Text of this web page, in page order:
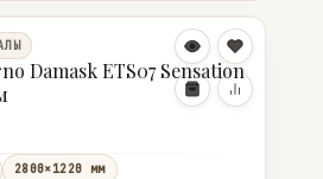
Damask ETS07 Sensation
2800×1220 мм